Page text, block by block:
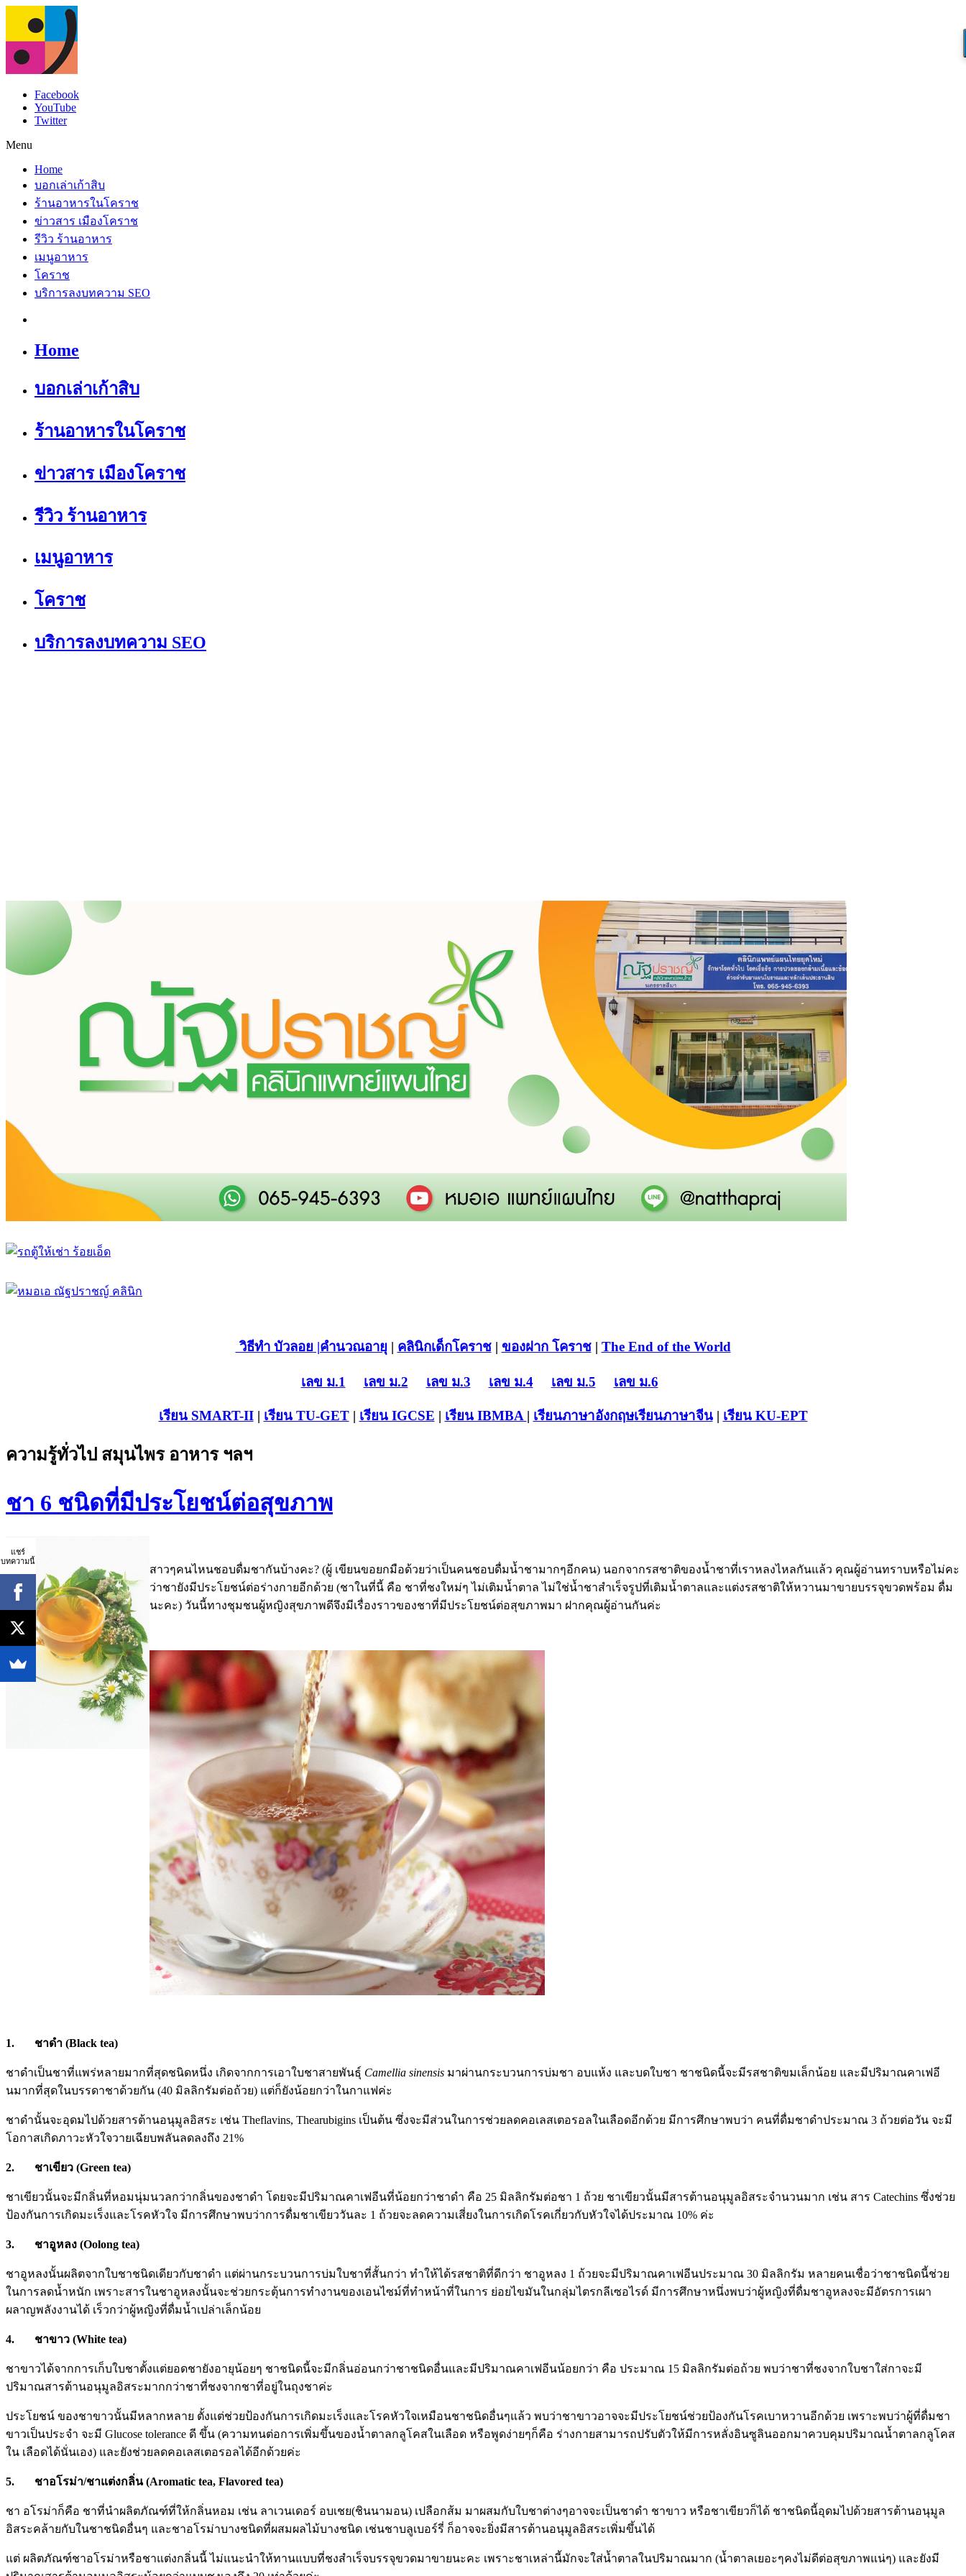
Facebook
YouTube
Twitter
Menu
Home
บอกเล่าเก้าสิบ
ร้านอาหารในโคราช
ข่าวสาร เมืองโคราช
รีวิว ร้านอาหาร
เมนูอาหาร
โคราช
บริการลงบทความ SEO
Home
บอกเล่าเก้าสิบ
ร้านอาหารในโคราช
ข่าวสาร เมืองโคราช
รีวิว ร้านอาหาร
เมนูอาหาร
โคราช
บริการลงบทความ SEO
วิธีทำ บัวลอย |คำนวณอายุ | คลินิกเด็กโคราช| ของฝาก โคราช| The End of the World
เลข ม.1 เลข ม.2 เลข ม.3 เลข ม.4 เลข ม.5 เลข ม.6
เรียน SMART-II| เรียน TU-GET| เรียน IGCSE | เรียน IBMBA | เรียนภาษาอังกฤษเรียนภาษาจีน| เรียน KU-EPT
ความรู้ทั่วไป สมุนไพร อาหาร ฯลฯ
ชา 6 ชนิดที่มีประโยชน์ต่อสุขภาพ
สาวๆคนไหนชอบดื่มชากันบ้างคะ? (ผู้ เขียนขอยกมือด้วยว่าเป็นคนชอบดื่มน้ำชามากๆอีกคน) นอกจากรสชาติของน้ำชาที่เราหลงไหลกันแล้ว คุณผู้อ่านทราบหรือไม่คะ
ว่าชายังมีประโยชน์ต่อร่างกายอีกด้วย (ชาในที่นี้ คือ ชาที่ชงใหม่ๆ ไม่เติมน้ำตาล ไม่ใช่น้ำชาสำเร็จรูปที่เติมน้ำตาลและแต่งรสชาติให้หวานมาขายบรรจุขวดพร้อม ดื่ม
นะคะ) วันนี้ทางชุมชนผู้หญิงสุขภาพดีจึงมีเรื่องราวของชาที่มีประโยชน์ต่อสุขภาพมา ฝากคุณผู้อ่านกันค่ะ
1. ชาดำ (Black tea)
ชาดำเป็นชาที่แพร่หลายมากที่สุดชนิดหนึ่ง เกิดจากการเอาใบชาสายพันธุ์ Camellia sinensis มาผ่านกระบวนการบ่มชา อบแห้ง และบดใบชา ชาชนิดนี้จะมีรสชาติขมเล็กน้อย และมีปริมาณคาเฟอี
นมากที่สุดในบรรดาชาด้วยกัน (40 มิลลิกรัมต่อถ้วย) แต่ก็ยังน้อยกว่าในกาแฟค่ะ
ชาดำนั้นจะอุดมไปด้วยสารต้านอนุมูลอิสระ เช่น Theflavins, Thearubigins เป็นต้น ซึ่งจะมีส่วนในการช่วยลดคอเลสเตอรอลในเลือดอีกด้วย มีการศึกษาพบว่า คนที่ดื่มชาดำประมาณ 3 ถ้วยต่อวัน จะมี
โอกาสเกิดภาวะหัวใจวายเฉียบพลันลดลงถึง 21%
2. ชาเขียว (Green tea)
ชาเขียวนั้นจะมีกลิ่นที่หอมนุ่มนวลกว่ากลิ่นของชาดำ โดยจะมีปริมาณคาเฟอีนที่น้อยกว่าชาดำ คือ 25 มิลลิกรัมต่อชา 1 ถ้วย ชาเขียวนั้นมีสารต้านอนุมูลอิสระจำนวนมาก เช่น สาร Catechins ซึ่งช่วย
ป้องกันการเกิดมะเร็งและโรคหัวใจ มีการศึกษาพบว่าการดื่มชาเขียววันละ 1 ถ้วยจะลดความเสี่ยงในการเกิดโรคเกี่ยวกับหัวใจได้ประมาณ 10% ค่ะ
3. ชาอูหลง (Oolong tea)
ชาอูหลงนั้นผลิตจากใบชาชนิดเดียวกับชาดำ แต่ผ่านกระบวนการบ่มใบชาที่สั้นกว่า ทำให้ได้รสชาติที่ดีกว่า ชาอูหลง 1 ถ้วยจะมีปริมาณคาเฟอีนประมาณ 30 มิลลิกรัม หลายคนเชื่อว่าชาชนิดนี้ช่วย
ในการลดน้ำหนัก เพราะสารในชาอูหลงนั้นจะช่วยกระตุ้นการทำงานของเอนไซม์ที่ทำหน้าที่ในการ ย่อยไขมันในกลุ่มไตรกลีเซอไรด์ มีการศึกษาหนึ่งพบว่าผู้หญิงที่ดื่มชาอูหลงจะมีอัตรการเผา
ผลาญพลังงานได้ เร็วกว่าผู้หญิงที่ดื่มน้ำเปล่าเล็กน้อย
4. ชาขาว (White tea)
ชาขาวได้จากการเก็บใบชาตั้งแต่ยอดชายังอายุน้อยๆ ชาชนิดนี้จะมีกลิ่นอ่อนกว่าชาชนิดอื่นและมีปริมาณคาเฟอีนน้อยกว่า คือ ประมาณ 15 มิลลิกรัมต่อถ้วย พบว่าชาที่ชงจากใบชาใส่กาจะมี
ปริมาณสารต้านอนุมูลอิสระมากกว่าชาที่ชงจากชาที่อยู่ในถุงชาค่ะ
ประโยชน์ ของชาขาวนั้นมีหลากหลาย ตั้งแต่ช่วยป้องกันการเกิดมะเร็งและโรคหัวใจเหมือนชาชนิดอื่นๆแล้ว พบว่าชาขาวอาจจะมีประโยชน์ช่วยป้องกันโรคเบาหวานอีกด้วย เพราะพบว่าผู้ที่ดื่มชา
ขาวเป็นประจำ จะมี Glucose tolerance ดี ขึ้น (ความทนต่อการเพิ่มขึ้นของน้ำตาลกลูโคสในเลือด หรือพูดง่ายๆก็คือ ร่างกายสามารถปรับตัวให้มีการหลั่งอินซูลินออกมาควบคุมปริมาณน้ำตาลกลูโคส
ใน เลือดได้นั่นเอง) และยังช่วยลดคอเลสเตอรอลได้อีกด้วยค่ะ
5. ชาอโรม่า/ชาแต่งกลิ่น (Aromatic tea, Flavored tea)
ชา อโรม่าก็คือ ชาที่นำผลิตภัณฑ์ที่ให้กลิ่นหอม เช่น ลาเวนเดอร์ อบเชย(ชินนามอน) เปลือกส้ม มาผสมกับใบชาต่างๆอาจจะเป็นชาดำ ชาขาว หรือชาเขียวก็ได้ ชาชนิดนี้อุดมไปด้วยสารต้านอนุมูล
อิสระคล้ายกับในชาชนิดอื่นๆ และชาอโรม่าบางชนิดที่ผสมผลไม้บางชนิด เช่นชาบลูเบอร์รี่ ก็อาจจะยิ่งมีสารต้านอนุมูลอิสระเพิ่มขึ้นได้
แต่ ผลิตภัณฑ์ชาอโรม่าหรือชาแต่งกลิ่นนี้ ไม่แนะนำให้ทานแบบที่ชงสำเร็จบรรจุขวดมาขายนะคะ เพราะชาเหล่านี้มักจะใส่น้ำตาลในปริมาณมาก (น้ำตาลเยอะๆคงไม่ดีต่อสุขภาพแน่ๆ) และยังมี
แชร์
บทความนี้